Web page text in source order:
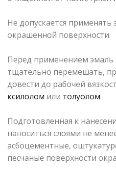
Не допускается
окрашенной поверхности.
Перед применением
тщательно перемешать,
довести до рабочей
ксилолом или толуолом.
Подготовленная к
наноситься слоями не
асбоцементные,
песчаные поверхности